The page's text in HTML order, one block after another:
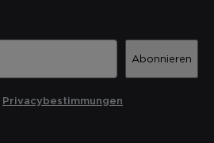
Abonnieren
Privacybestimmungen